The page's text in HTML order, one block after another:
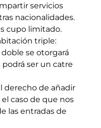
servicios
nacionalidades.
cupo limitado.
triple:
se otorgará
ser un catre
derecho de añadir
caso de que nos
las entradas de